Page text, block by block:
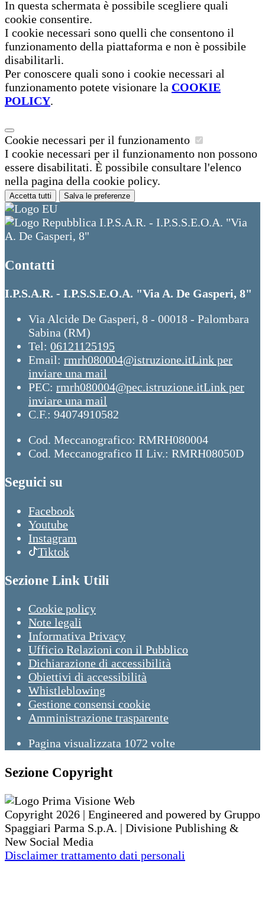
In questa schermata è possibile scegliere quali
cookie consentire.
I cookie necessari sono quelli che consentono il
funzionamento della piattaforma e non è possibile
disabilitarli.
Per conoscere quali sono i cookie necessari al
funzionamento potete visionare la COOKIE
POLICY.
Cookie necessari per il funzionamento
I cookie necessari per il funzionamento non possono
essere disabilitati. È possibile consultare l'elenco
nella pagina della cookie policy.
Accetta tutti Salva le preferenze
I.P.S.A.R. - I.P.S.S.E.O.A. "Via
A. De Gasperi, 8"
Contatti
I.P.S.A.R. - I.P.S.S.E.O.A. "Via A. De Gasperi, 8"
Via Alcide De Gasperi, 8 - 00018 - Palombara
Sabina (RM)
Tel: 06121125195
Email: rmrh080004@istruzione.itLink per
inviare una mail
PEC: rmrh080004@pec.istruzione.itLink per
inviare una mail
C.F.: 94074910582
Cod. Meccanografico: RMRH080004
Cod. Meccanografico II Liv.: RMRH08050D
Seguici su
Facebook
Youtube
Instagram
Tiktok
Sezione Link Utili
Cookie policy
Note legali
Informativa Privacy
Ufficio Relazioni con il Pubblico
Dichiarazione di accessibilità
Obiettivi di accessibilità
Whistleblowing
Gestione consensi cookie
Amministrazione trasparente
Pagina visualizzata 1072 volte
Sezione Copyright
Copyright 2026 | Engineered and powered by Gruppo
Spaggiari Parma S.p.A. | Divisione Publishing &
New Social Media
Disclaimer trattamento dati personali